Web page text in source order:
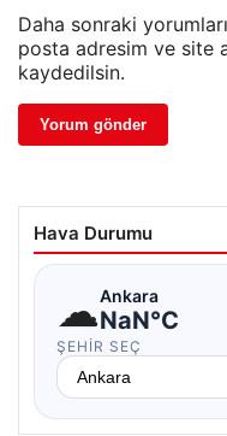
Daha sonraki
posta adresim ve site
kaydedilsin.
Hava Durumu
☁Ankara
NaN°C
ŞEHIR SEÇ